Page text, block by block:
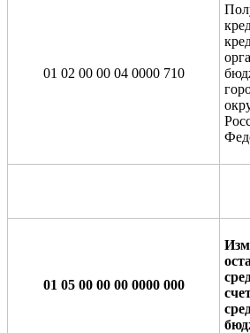
01 02 00 00 04 0000 710
01 05 00 00 00 0000 000